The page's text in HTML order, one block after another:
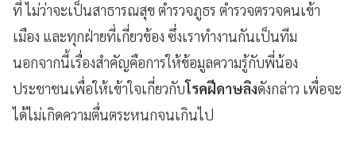
ที่ ไม่ว่าจะเป็นสาธารณสุข ตำรวจภูธร ตำรวจตรวจคนเข้า
เมือง และทุกฝ่ายที่เกี่ยวข้อง ซึ่งเราทำงานกันเป็นทีม
นอกจากนี้เรื่องสำคัญคือการให้ข้อมูลความรู้กับพี่น้อง
ประชาชนเพื่อให้เข้าใจเกี่ยวกับโรคฝีดาษลิงดังกล่าว เพื่อจะ
ได้ไม่เกิดความตื่นตระหนกจนเกินไป